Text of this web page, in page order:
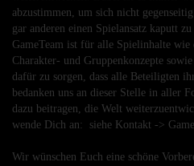
abzustimmen, um sich nicht
gar anderen einen Spielansatz kaputt
GameTeam ist für alle Spielinhalte
Charakter- und Gruppenkonzepte
dafür zu sorgen, dass alle Beteiligten
bedanken uns an dieser Stelle in aller
dazu beitragen, die Welt
wende Dich an: siehe Kontakt ->
Wir wünschen Euch eine schöne